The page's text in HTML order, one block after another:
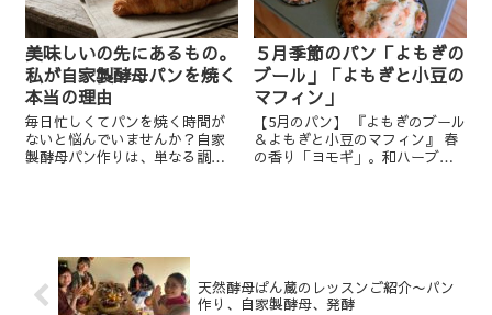
美味しいの先にあるもの。
私が自家製酵母パンを焼く
本当の理由
毎日忙しくてパンを焼く時間が
ないと悩んでいませんか？自家
製酵母パン作りは、単なる調理
５月季節のパン「よもぎの
ブール」「よもぎと小豆の
マフィン」
【5月のパン】 『よもぎのブール
＆よもぎと小豆のマフィン』 春
の香り「ヨモギ」。和ハーブと
天然酵母ぱん蔵のレッスンご紹介〜パン
作り、自家製酵母、発酵